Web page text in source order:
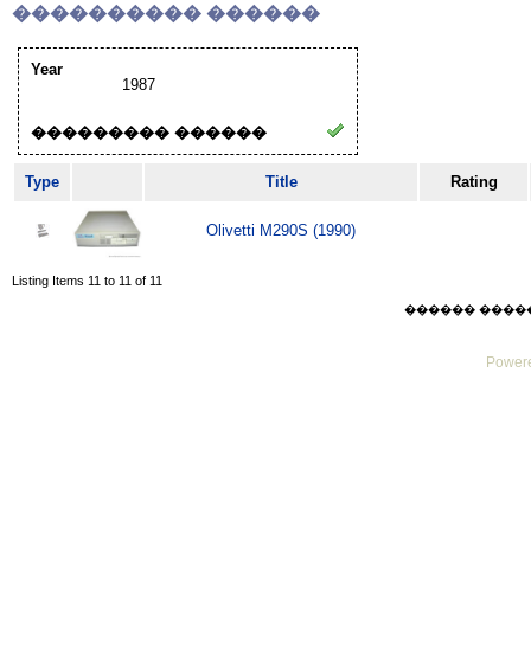
���������� ������
Year
1987
��������� ������
Type Title Rating
Olivetti M290S (1990)
Listing Items 11 to 11 of 11
������ ������